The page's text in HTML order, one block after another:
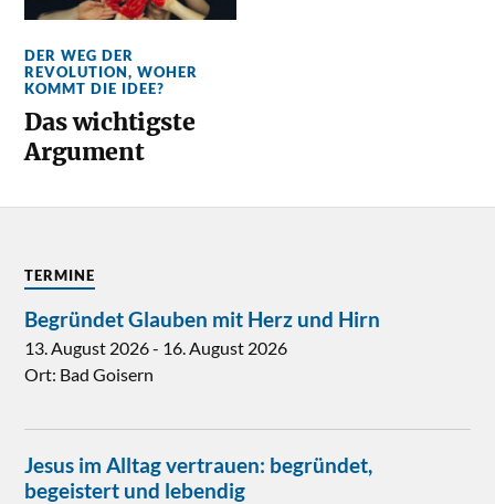
DER WEG DER
REVOLUTION,WOHER
KOMMT DIE IDEE?
Das wichtigste
Argument
TERMINE
Begründet Glauben mit Herz und Hirn
13. August 2026- 16. August 2026
Ort: Bad Goisern
Jesus im Alltag vertrauen: begründet,
begeistert und lebendig